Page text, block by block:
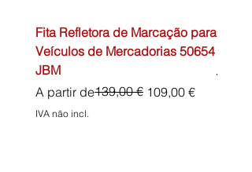
Fita Refletora de Marcação para
Veículos de Mercadorias 50654
JBM
A partir de
Preço normal139,00 € 109,00 €
Preço promocional
IVA não incl.
Preço
45,00 €